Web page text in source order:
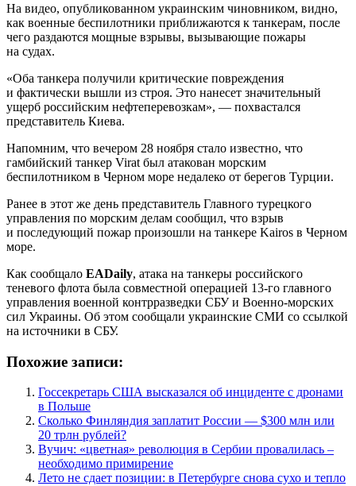
На видео, опубликованном украинским чиновником, видно,
как военные беспилотники приближаются к танкерам, после
чего раздаются мощные взрывы, вызывающие пожары
на судах.
«Оба танкера получили критические повреждения
и фактически вышли из строя. Это нанесет значительный
ущерб российским нефтеперевозкам», — похвастался
представитель Киева.
Напомним, что вечером 28 ноября стало известно, что
гамбийский танкер Virat был атакован морским
беспилотником в Черном море недалеко от берегов Турции.
Ранее в этот же день представитель Главного турецкого
управления по морским делам сообщил, что взрыв
и последующий пожар произошли на танкере Kairos в Черном
море.
Как сообщало EADaily, атака на танкеры российского
теневого флота была совместной операцией 13-го главного
управления военной контрразведки СБУ и Военно-морских
сил Украины. Об этом сообщали украинские СМИ со ссылкой
на источники в СБУ.
Похожие записи:
Госсекретарь США высказался об инциденте с дронами
в Польше
Сколько Финляндия заплатит России — $300 млн или
20 трлн рублей?
Вучич: «цветная» революция в Сербии провалилась –
необходимо примирение
Лето не сдает позиции: в Петербурге снова сухо и тепло